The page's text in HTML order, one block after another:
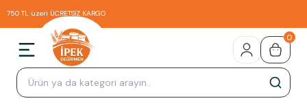
750 TL üzeri ÜCRETSİZ KARGO
0